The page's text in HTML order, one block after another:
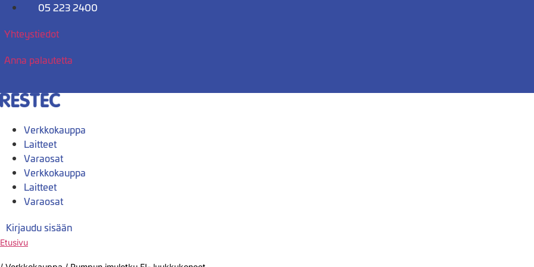
Mene
05 223 2400
Yhteystiedot
Anna palautetta
Verkkokauppa
Laitteet
Varaosat
Verkkokauppa
Laitteet
Varaosat
Kirjaudu sisään
Etusivu